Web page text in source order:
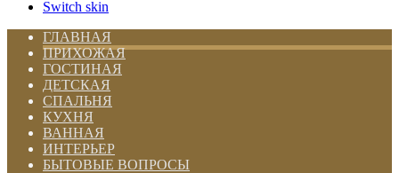
Switch skin
ГЛАВНАЯ
ПРИХОЖАЯ
ГОСТИНАЯ
ДЕТСКАЯ
СПАЛЬНЯ
КУХНЯ
ВАННАЯ
ИНТЕРЬЕР
БЫТОВЫЕ ВОПРОСЫ